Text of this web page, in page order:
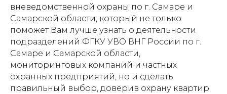
вневедомственной охраны по г. Самаре и
Самарской области, который не только
поможет Вам лучше узнать о деятельности
подразделений ФГКУ УВО ВНГ России по г.
Самаре и Самарской области,
мониторинговых компаний и частных
охранных предприятий, но и сделать
правильный выбор, доверив охрану квартир